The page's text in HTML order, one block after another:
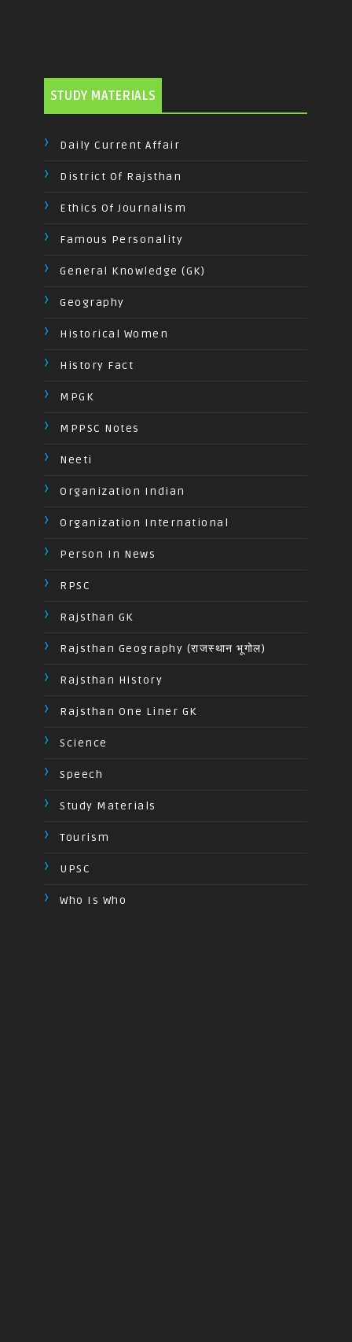
STUDY MATERIALS
Daily Current Affair
District Of Rajsthan
Ethics Of Journalism
Famous Personality
General Knowledge (GK)
Geography
Historical Women
History Fact
MPGK
MPPSC Notes
Neeti
Organization Indian
Organization International
Person In News
RPSC
Rajsthan GK
Rajsthan Geography (राजस्थान भूगोल)
Rajsthan History
Rajsthan One Liner GK
Science
Speech
Study Materials
Tourism
UPSC
Who Is Who